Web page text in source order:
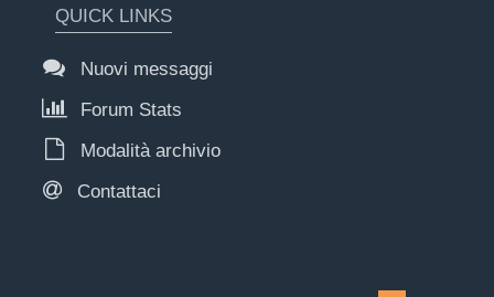
QUICK LINKS
Nuovi messaggi
Forum Stats
Modalità archivio
Contattaci